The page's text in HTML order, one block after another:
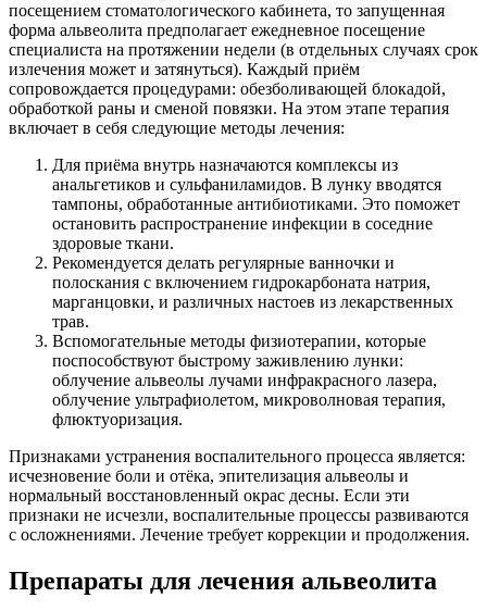
посещением стоматологического кабинета, то запущенная
форма альвеолита предполагает ежедневное посещение
специалиста на протяжении недели (в отдельных случаях срок
излечения может и затянуться). Каждый приём
сопровождается процедурами: обезболивающей блокадой,
обработкой раны и сменой повязки. На этом этапе терапия
включает в себя следующие методы лечения:
Для приёма внутрь назначаются комплексы из
анальгетиков и сульфаниламидов. В лунку вводятся
тампоны, обработанные антибиотиками. Это поможет
остановить распространение инфекции в соседние
здоровые ткани.
Рекомендуется делать регулярные ванночки и
полоскания с включением гидрокарбоната натрия,
марганцовки, и различных настоев из лекарственных
трав.
Вспомогательные методы физиотерапии, которые
поспособствуют быстрому заживлению лунки:
облучение альвеолы лучами инфракрасного лазера,
облучение ультрафиолетом, микроволновая терапия,
флюктуоризация.
Признаками устранения воспалительного процесса является:
исчезновение боли и отёка, эпителизация альвеолы и
нормальный восстановленный окрас десны. Если эти
признаки не исчезли, воспалительные процессы развиваются
с осложнениями. Лечение требует коррекции и продолжения.
Препараты для лечения альвеолита